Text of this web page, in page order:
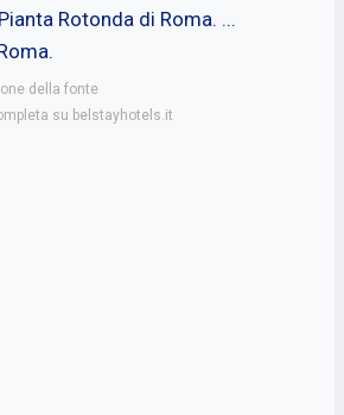
Rotonda di Roma. ...
della fonte
su belstayhotels.it